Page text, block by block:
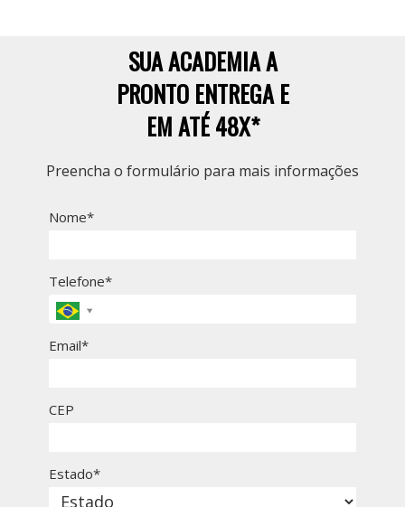
SUA ACADEMIA A
PRONTO ENTREGA E
EM ATÉ 48X*
Preencha o formulário para mais informações
Nome*
Telefone*
Email*
CEP
Estado*